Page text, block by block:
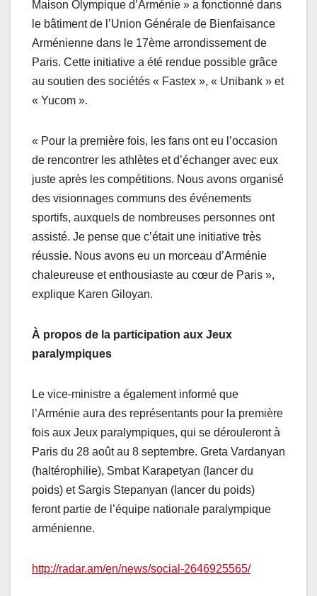
Maison Olympique d’Arménie » a fonctionné dans
le bâtiment de l’Union Générale de Bienfaisance
Arménienne dans le 17ème arrondissement de
Paris. Cette initiative a été rendue possible grâce
au soutien des sociétés « Fastex », « Unibank » et
« Yucom ».
« Pour la première fois, les fans ont eu l’occasion
de rencontrer les athlètes et d’échanger avec eux
juste après les compétitions. Nous avons organisé
des visionnages communs des événements
sportifs, auxquels de nombreuses personnes ont
assisté. Je pense que c’était une initiative très
réussie. Nous avons eu un morceau d’Arménie
chaleureuse et enthousiaste au cœur de Paris »,
explique Karen Giloyan.
À propos de la participation aux Jeux
paralympiques
Le vice-ministre a également informé que
l’Arménie aura des représentants pour la première
fois aux Jeux paralympiques, qui se dérouleront à
Paris du 28 août au 8 septembre. Greta Vardanyan
(haltérophilie), Smbat Karapetyan (lancer du
poids) et Sargis Stepanyan (lancer du poids)
feront partie de l’équipe nationale paralympique
arménienne.
http://radar.am/en/news/social-2646925565/